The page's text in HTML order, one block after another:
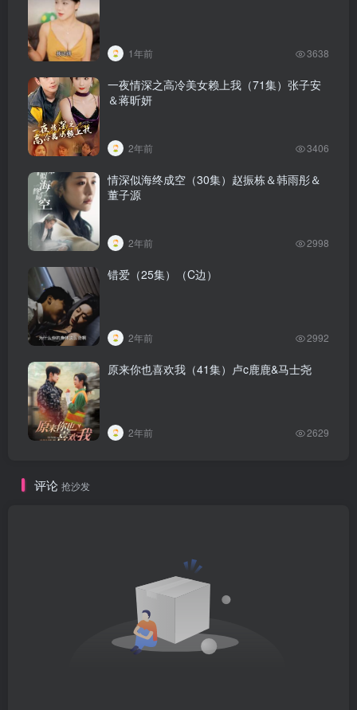
1年前 3638
一夜情深之高冷美女赖上我（71集）张子安
＆蒋昕妍
2年前 3406
情深似海终成空（30集）赵振栋＆韩雨彤＆
董子源
2年前 2998
错爱（25集）（C边）
2年前 2992
原来你也喜欢我（41集）卢c鹿鹿&马士尧
2年前 2629
评论 抢沙发